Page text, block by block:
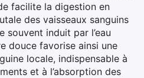
facilite la digestion en
des vaisseaux sanguins
souvent induit par l’eau
douce favorise ainsi une
locale, indispensable à
et à l’absorption des